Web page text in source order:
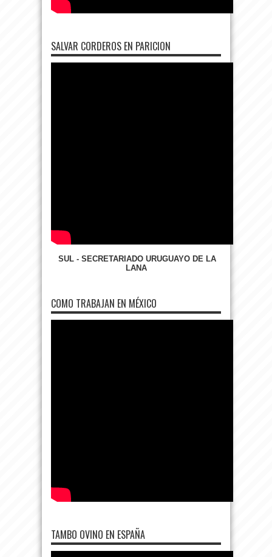
SALVAR CORDEROS EN PARICION
SUL - SECRETARIADO URUGUAYO DE LA
LANA
COMO TRABAJAN EN MÉXICO
TAMBO OVINO EN ESPAÑA